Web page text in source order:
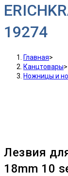
19274
Главная>
Канцтовары>
Ножницы и
Лезвия
18mm 10